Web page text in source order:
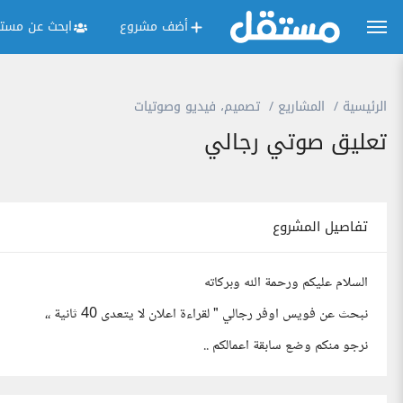
أضف مشروع ابحث عن
الرئيسية المشاريع تصميم، فيديو وصوتيات
تعليق صوتي رجالي
تفاصيل المشروع
السلام عليكم ورحمة الله وبركاته
نبحث عن فويس اوفر رجالي " لقراءة اعلان لا يتعدى 40 ثانية ،،
نرجو منكم وضع سابقة اعمالكم ..